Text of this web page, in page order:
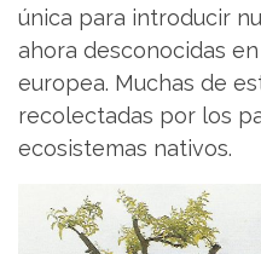
única para introducir
ahora desconocidas
europea. Muchas de
recolectadas por los
ecosistemas nativos.